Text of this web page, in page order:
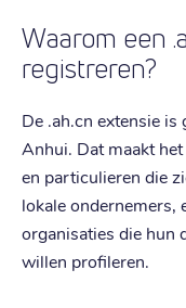
Waarom een
registreren?
De .ah.cn extensie
Anhui. Dat maakt
en particulieren die
lokale ondernemers,
organisaties die hun
willen profileren.